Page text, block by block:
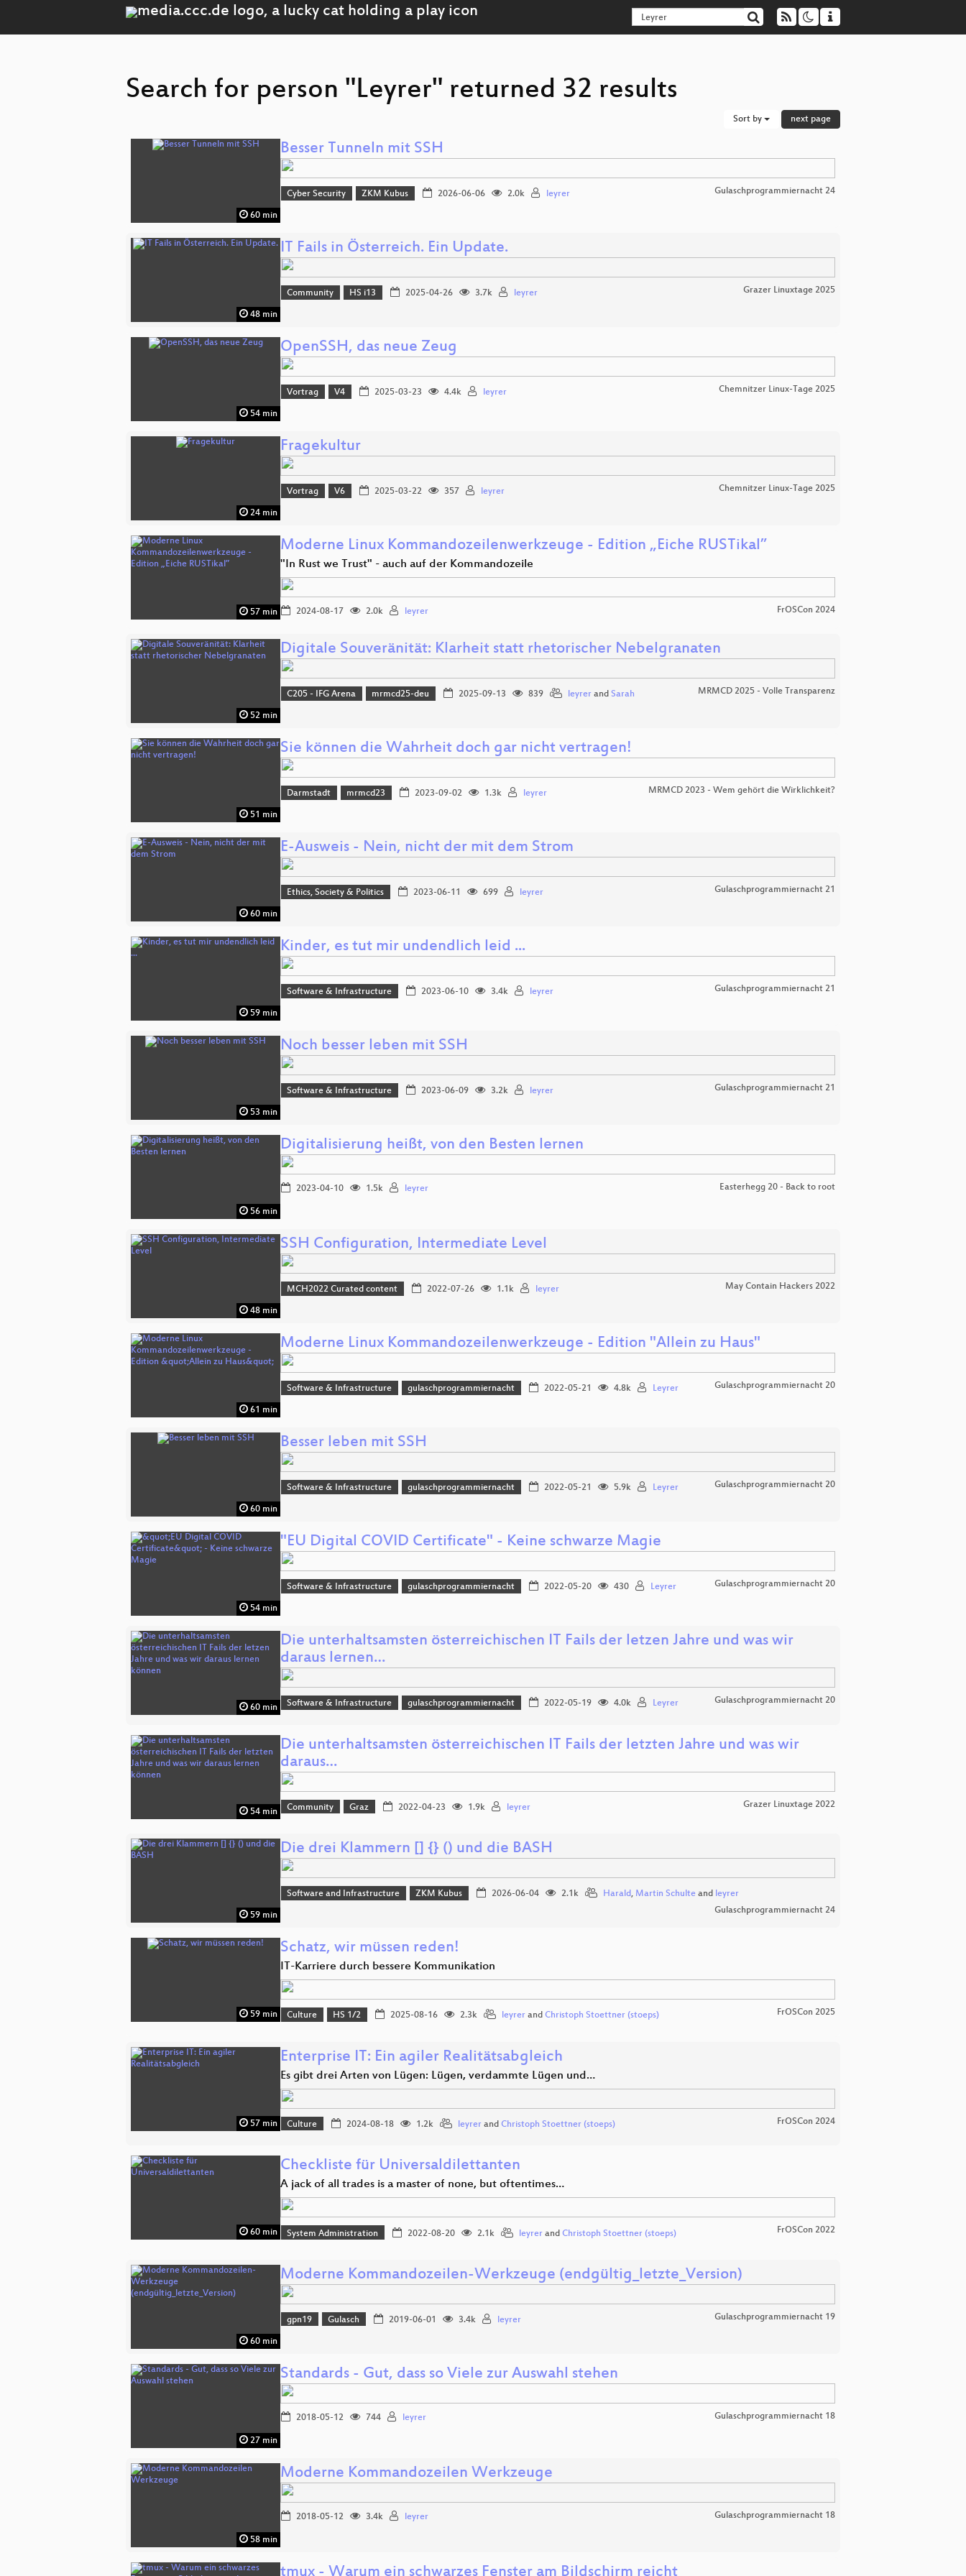
Search for person "Leyrer" returned 32 results
Sort by next page
60 min
Besser Tunneln mit SSH
Cyber Security ZKM Kubus 2026-06-06 2.0k leyrer Gulaschprogrammiernacht 24
48 min
IT Fails in Österreich. Ein Update.
Community HS i13 2025-04-26 3.7k leyrer Grazer Linuxtage 2025
54 min
OpenSSH, das neue Zeug
Vortrag V4 2025-03-23 4.4k leyrer Chemnitzer Linux-Tage 2025
24 min
Fragekultur
Vortrag V6 2025-03-22 357 leyrer Chemnitzer Linux-Tage 2025
57 min
Moderne Linux Kommandozeilenwerkzeuge - Edition „Eiche RUSTikal”
"In Rust we Trust" - auch auf der Kommandozeile
2024-08-17 2.0k leyrer FrOSCon 2024
52 min
Digitale Souveränität: Klarheit statt rhetorischer Nebelgranaten
C205 - IFG Arena mrmcd25-deu 2025-09-13 839 leyrerand Sarah MRMCD 2025 - Volle Transparenz
51 min
Sie können die Wahrheit doch gar nicht vertragen!
Darmstadt mrmcd23 2023-09-02 1.3k leyrer MRMCD 2023 - Wem gehört die Wirklichkeit?
60 min
E-Ausweis - Nein, nicht der mit dem Strom
Ethics, Society & Politics 2023-06-11 699 leyrer Gulaschprogrammiernacht 21
59 min
Kinder, es tut mir undendlich leid ...
Software & Infrastructure 2023-06-10 3.4k leyrer Gulaschprogrammiernacht 21
53 min
Noch besser leben mit SSH
Software & Infrastructure 2023-06-09 3.2k leyrer Gulaschprogrammiernacht 21
56 min
Digitalisierung heißt, von den Besten lernen
2023-04-10 1.5k leyrer Easterhegg 20 - Back to root
48 min
SSH Configuration, Intermediate Level
MCH2022 Curated content 2022-07-26 1.1k leyrer May Contain Hackers 2022
61 min
Moderne Linux Kommandozeilenwerkzeuge - Edition "Allein zu Haus"
Software & Infrastructure gulaschprogrammiernacht 2022-05-21 4.8k Leyrer Gulaschprogrammiernacht 20
60 min
Besser leben mit SSH
Software & Infrastructure gulaschprogrammiernacht 2022-05-21 5.9k Leyrer Gulaschprogrammiernacht 20
54 min
"EU Digital COVID Certificate" - Keine schwarze Magie
Software & Infrastructure gulaschprogrammiernacht 2022-05-20 430 Leyrer Gulaschprogrammiernacht 20
60 min
Die unterhaltsamsten österreichischen IT Fails der letzen Jahre und was wir
daraus lernen…
Software & Infrastructure gulaschprogrammiernacht 2022-05-19 4.0k Leyrer Gulaschprogrammiernacht 20
54 min
Die unterhaltsamsten österreichischen IT Fails der letzten Jahre und was wir
daraus…
Community Graz 2022-04-23 1.9k leyrer Grazer Linuxtage 2022
59 min
Die drei Klammern [] {} () und die BASH
Software and Infrastructure ZKM Kubus 2026-06-04 2.1k Harald, Martin Schulteand leyrer
Gulaschprogrammiernacht 24
59 min
Schatz, wir müssen reden!
IT-Karriere durch bessere Kommunikation
Culture HS 1/2 2025-08-16 2.3k leyrerand Christoph Stoettner (stoeps) FrOSCon 2025
57 min
Enterprise IT: Ein agiler Realitätsabgleich
Es gibt drei Arten von Lügen: Lügen, verdammte Lügen und…
Culture 2024-08-18 1.2k leyrerand Christoph Stoettner (stoeps) FrOSCon 2024
60 min
Checkliste für Universaldilettanten
A jack of all trades is a master of none, but oftentimes…
System Administration 2022-08-20 2.1k leyrerand Christoph Stoettner (stoeps) FrOSCon 2022
60 min
Moderne Kommandozeilen-Werkzeuge (endgültig_letzte_Version)
gpn19 Gulasch 2019-06-01 3.4k leyrer Gulaschprogrammiernacht 19
27 min
Standards - Gut, dass so Viele zur Auswahl stehen
2018-05-12 744 leyrer Gulaschprogrammiernacht 18
58 min
Moderne Kommandozeilen Werkzeuge
2018-05-12 3.4k leyrer Gulaschprogrammiernacht 18